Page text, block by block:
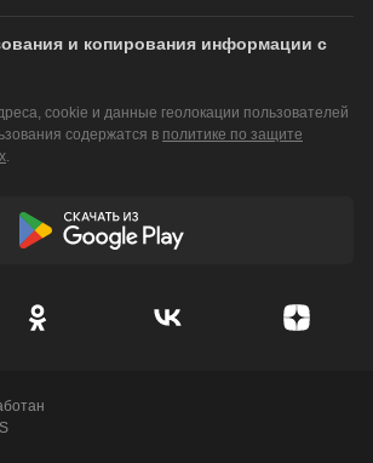
и копирования информации с
cookie и данные геолокации пользователей
содержатся в политике по защите
.